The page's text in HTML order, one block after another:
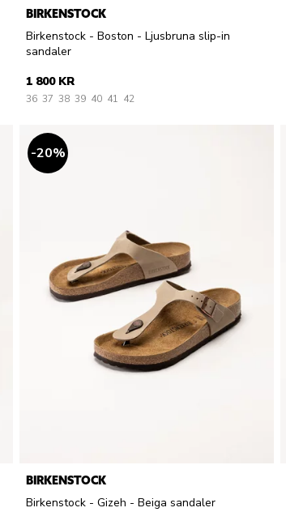
BIRKENSTOCK
Birkenstock - Boston - Ljusbruna slip-in
sandaler
1 800 KR
36 37 38 39 40 41 42
20%
BIRKENSTOCK
Birkenstock - Gizeh - Beiga sandaler